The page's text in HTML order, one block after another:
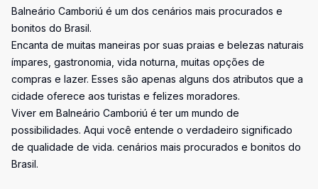
Balneário Camboriú é um dos cenários mais procurados e
bonitos do Brasil.
Encanta de muitas maneiras por suas praias e belezas naturais
ímpares, gastronomia, vida noturna, muitas opções de
compras e lazer. Esses são apenas alguns dos atributos que a
cidade oferece aos turistas e felizes moradores.
Viver em Balneário Camboriú é ter um mundo de
possibilidades. Aqui você entende o verdadeiro significado
de qualidade de vida. cenários mais procurados e bonitos do
Brasil.